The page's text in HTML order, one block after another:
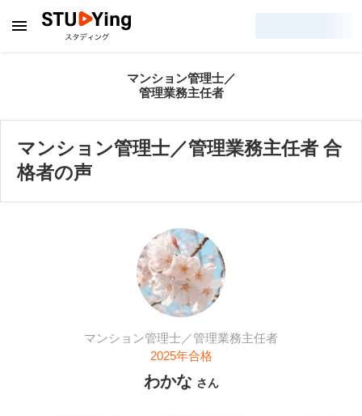
マンション管理士／
管理業務主任者
マンション管理士／管理業務主任者 合
格者の声
マンション管理士／管理業務主任者
2025年合格
わかな さん